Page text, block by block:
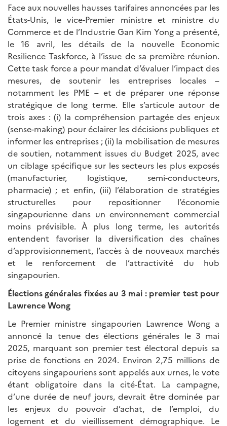
Face aux nouvelles hausses tarifaires annoncées par les
États-Unis, le vice-Premier ministre et ministre du
Commerce et de l’Industrie Gan Kim Yong a présenté,
le 16 avril, les détails de la nouvelle Economic
Resilience Taskforce, à l’issue de sa première réunion.
Cette task force a pour mandat d’évaluer l’impact des
mesures, de soutenir les entreprises locales –
notamment les PME – et de préparer une réponse
stratégique de long terme. Elle s’articule autour de
trois axes : (i) la compréhension partagée des enjeux
(sense-making) pour éclairer les décisions publiques et
informer les entreprises ; (ii) la mobilisation de mesures
de soutien, notamment issues du Budget 2025, avec
un ciblage spécifique sur les secteurs les plus exposés
(manufacturier, logistique, semi-conducteurs,
pharmacie) ; et enfin, (iii) l’élaboration de stratégies
structurelles pour repositionner l’économie
singapourienne dans un environnement commercial
moins prévisible. À plus long terme, les autorités
entendent favoriser la diversification des chaînes
d’approvisionnement, l’accès à de nouveaux marchés
et le renforcement de l’attractivité du hub
singapourien.
Élections générales fixées au 3 mai : premier test pour
Lawrence Wong
Le Premier ministre singapourien Lawrence Wong a
annoncé la tenue des élections générales le 3 mai
2025, marquant son premier test électoral depuis sa
prise de fonctions en 2024. Environ 2,75 millions de
citoyens singapouriens sont appelés aux urnes, le vote
étant obligatoire dans la cité-État. La campagne,
d’une durée de neuf jours, devrait être dominée par
les enjeux du pouvoir d’achat, de l’emploi, du
logement et du vieillissement démographique. Le